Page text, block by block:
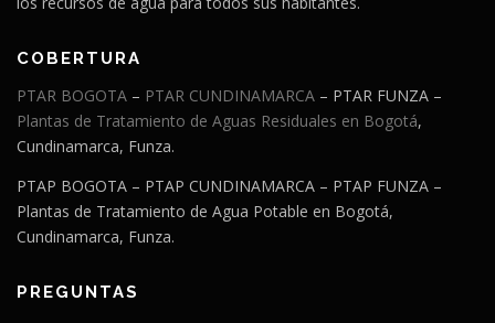
COBERTURA
PTAR BOGOTA – PTAR CUNDINAMARCA – PTAR FUNZA –
Plantas de Tratamiento de Aguas Residuales en Bogotá,
Cundinamarca, Funza.
PTAP BOGOTA – PTAP CUNDINAMARCA – PTAP FUNZA –
Plantas de Tratamiento de Agua Potable en Bogotá,
Cundinamarca, Funza.
PREGUNTAS